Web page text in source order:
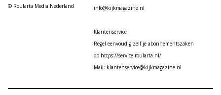
© Roularta Media Nederland
info@kijkmagazine.nl
Klantenservice
Regel eenvoudig zelf je abonnementszaken
op https://service.roularta.nl/
Mail: klantenservice@kijkmagazine.nl